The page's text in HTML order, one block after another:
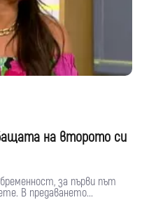
на второто си
за първи път
В предаването...